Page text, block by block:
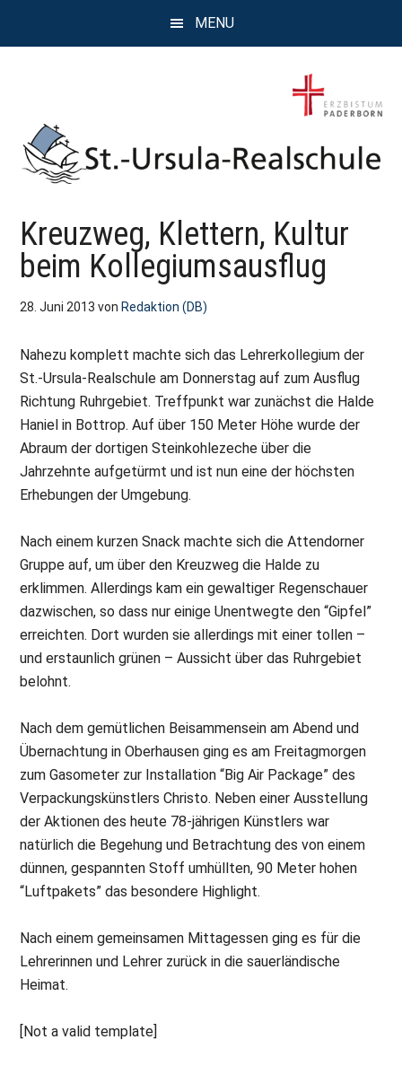
MENU
St.
Ursula
Realschule
Attendorn
Kompetenz,
Persönlichkeit,
Chancen
Kreuzweg, Klettern, Kultur
beim Kollegiumsausflug
28. Juni 2013 von Redaktion (DB)
Nahezu komplett machte sich das Lehrerkollegium der
St.-Ursula-Realschule am Donnerstag auf zum Ausflug
Richtung Ruhrgebiet. Treffpunkt war zunächst die Halde
Haniel in Bottrop. Auf über 150 Meter Höhe wurde der
Abraum der dortigen Steinkohlezeche über die
Jahrzehnte aufgetürmt und ist nun eine der höchsten
Erhebungen der Umgebung.
Nach einem kurzen Snack machte sich die Attendorner
Gruppe auf, um über den Kreuzweg die Halde zu
erklimmen. Allerdings kam ein gewaltiger Regenschauer
dazwischen, so dass nur einige Unentwegte den “Gipfel”
erreichten. Dort wurden sie allerdings mit einer tollen –
und erstaunlich grünen – Aussicht über das Ruhrgebiet
belohnt.
Nach dem gemütlichen Beisammensein am Abend und
Übernachtung in Oberhausen ging es am Freitagmorgen
zum Gasometer zur Installation “Big Air Package” des
Verpackungskünstlers Christo. Neben einer Ausstellung
der Aktionen des heute 78-jährigen Künstlers war
natürlich die Begehung und Betrachtung des von einem
dünnen, gespannten Stoff umhüllten, 90 Meter hohen
“Luftpakets” das besondere Highlight.
Nach einem gemeinsamen Mittagessen ging es für die
Lehrerinnen und Lehrer zurück in die sauerländische
Heimat.
[Not a valid template]